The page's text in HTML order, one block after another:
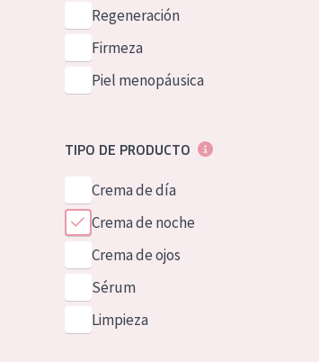
German
Spanish
Greek
Regeneración
Firmeza
Piel menopáusica
TIPO DE PRODUCTO
Crema de día
Crema de noche
Crema de ojos
Sérum
Limpieza